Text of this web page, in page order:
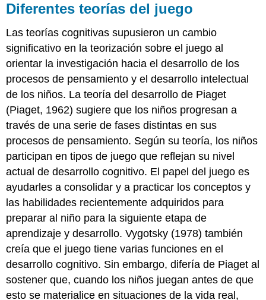
Diferentes teorías del juego
Las teorías cognitivas supusieron un cambio
significativo en la teorización sobre el juego al
orientar la investigación hacia el desarrollo de los
procesos de pensamiento y el desarrollo intelectual
de los niños. La teoría del desarrollo de Piaget
(Piaget, 1962) sugiere que los niños progresan a
través de una serie de fases distintas en sus
procesos de pensamiento. Según su teoría, los niños
participan en tipos de juego que reflejan su nivel
actual de desarrollo cognitivo. El papel del juego es
ayudarles a consolidar y a practicar los conceptos y
las habilidades recientemente adquiridos para
preparar al niño para la siguiente etapa de
aprendizaje y desarrollo. Vygotsky (1978) también
creía que el juego tiene varias funciones en el
desarrollo cognitivo. Sin embargo, difería de Piaget al
sostener que, cuando los niños juegan antes de que
esto se materialice en situaciones de la vida real,